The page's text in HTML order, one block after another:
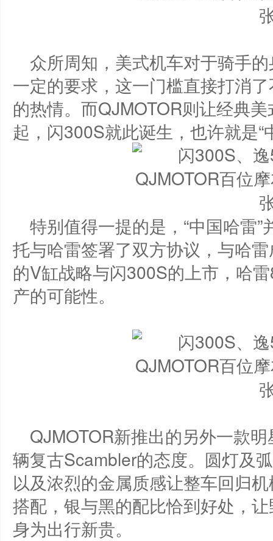
众所周知，美式机车对于骑手
一定的要求，这一门槛直接打消
的热情。而QJMOTOR则让经典
起，闪300S就此诞生，也许就是“
特别值得一提的是，“中国哈雷
托与哈雷签署了双方协议，与哈
的V缸战略与闪300S的上市，哈
产的可能性。
QJMOTOR新推出的另外一款
辆复古Scambler的态度。圆灯及
以及浓烈的金属质感让整车回归
搭配，银与黑的配比恰到好处，
身为出行新贵。